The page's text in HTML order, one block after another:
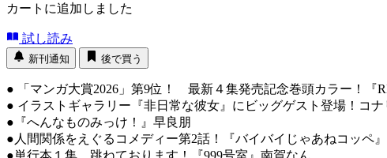
カートに追加しました
試し読み
新刊通知 後で買う
● 「マンガ大賞2026」第9位！ 最新４集発売記念巻頭カラー！『
● イラストギャラリー『非日常な彼女』にビッグゲスト登場！コナ
●『へんなものみっけ！』早良朋
●人間関係をえぐるコメディー第2話！『バイバイじゃあねコッペ
●単行本１集、跳ねております！『999号室』南賀なん